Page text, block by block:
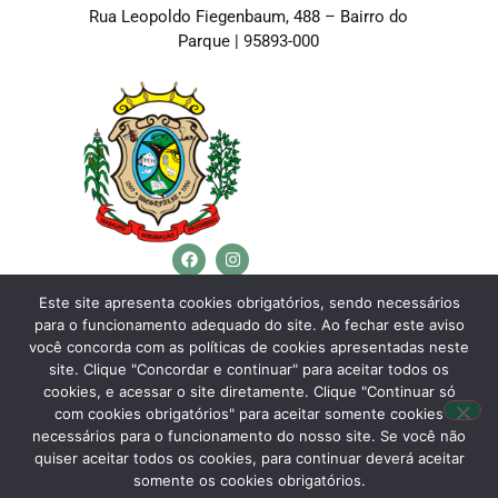
Rua Leopoldo Fiegenbaum, 488 – Bairro do
Parque | 95893-000
E-mail:westfalia@westfalia.rs.gov.br
Horário de Atendimento:
Segunda a sexta-feira:
Das7h30 às 11h30 e das 13h às 17h.
Este site apresenta cookies obrigatórios, sendo necessários
para o funcionamento adequado do site. Ao fechar este aviso
você concorda com as políticas de cookies apresentadas neste
site. Clique "Concordar e continuar" para aceitar todos os
cookies, e acessar o site diretamente. Clique "Continuar só
com cookies obrigatórios" para aceitar somente cookies
necessários para o funcionamento do nosso site. Se você não
quiser aceitar todos os cookies, para continuar deverá aceitar
somente os cookies obrigatórios.